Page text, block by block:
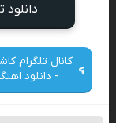
کانال تلگرام
- دانلود